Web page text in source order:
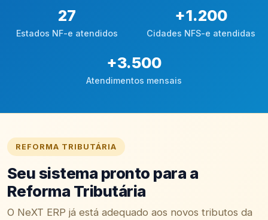
27
Estados NF-e atendidos
+1.200
Cidades NFS-e atendidas
+3.500
Atendimentos mensais
REFORMA TRIBUTÁRIA
Seu sistema pronto para a
Reforma Tributária
O NeXT ERP já está adequado aos novos tributos da